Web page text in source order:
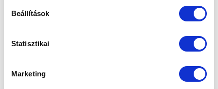
Beállítások
Statisztikai
Marketing